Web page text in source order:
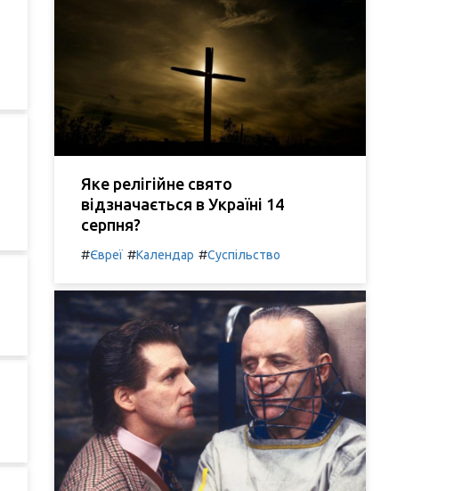
Яке релігійне свято
відзначається в Україні 14
серпня?
#Євреї #Календар #Суспільство